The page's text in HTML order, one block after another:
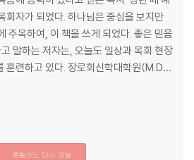
행
범
회자가 되었다. 하나님은 중심을 보지만
주목하여, 이 책을 쓰게 되었다. 좋은 믿음
말하는 저자는, 오늘도 일상과 목회 현장
장로회신학대학원(M.Di
회를 거쳐 현재 포항제일교회 공동체 목
역하고 이른 아침과 늦은 밤에는 글쓰기
다. 저서로는 「